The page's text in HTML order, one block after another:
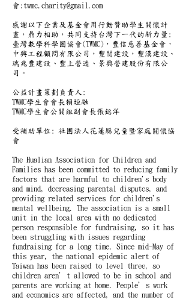
會: twmc.charity@gmail.com
感謝以下企業及基金會用行動贊助學生關懷計
畫，鼎力相助，共同支持台灣下一代的新力量:
臺灣數學科學圈協會(TWMC)，豐信慈善基金會，
中興工程顧問有限公司，豐閱建設，豐漢建設、
瑞兆豐建設、豐上營造、景興營建股份有限公
司。
公益計畫策劃負責人:
TWMC學生會會長賴垣融
TWMC學生會公關組副會長張銘洋
受補助單位: 社團法人花蓮縣兒童暨家庭關懷協
會
The Hualian Association for Children and
Families has been committed to reducing family
factors that are harmful to children's body
and mind, decreasing parental disputes, and
providing related services for children's
mental wellbeing. The association is a small
unit in the local area with no dedicated
person responsible for fundraising, so it has
been struggling with issues regarding
fundraising for a long time. Since mid-May of
this year, the national epidemic alert of
Taiwan has been raised to level three, so
children aren’t allowed to be in school and
parents are working at home. People’s work
and economics are affected, and the number of